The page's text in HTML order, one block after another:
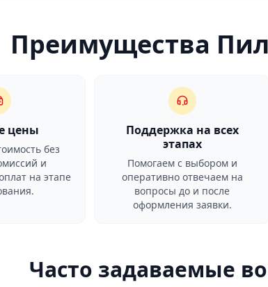
Преимущества
цены
без
и
на этапе
Поддержка на всех
этапах
Помогаем с выбором и
оперативно отвечаем на
вопросы до и после
оформления заявки.
Часто задаваемые